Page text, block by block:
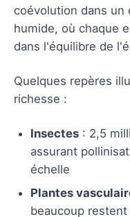
coévolution dans un
humide, où chaque
dans l'équilibre de
Quelques repères
richesse :
Insectes : 2,5
assurant
échelle
Plantes
beaucoup